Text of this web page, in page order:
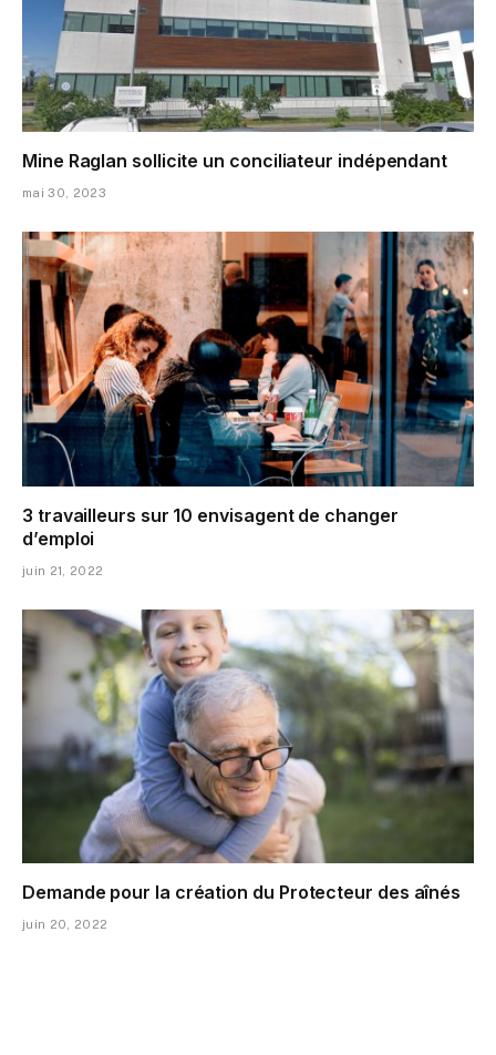
Mine Raglan sollicite un conciliateur indépendant
mai 30, 2023
3 travailleurs sur 10 envisagent de changer
d’emploi
juin 21, 2022
Demande pour la création du Protecteur des aînés
juin 20, 2022